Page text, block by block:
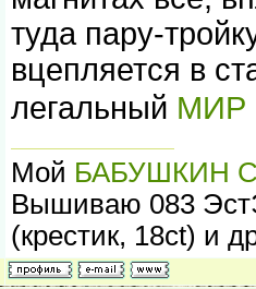
туда пару-
вцепляется в
легальный МИР
Мой БАБУШКИН
Вышиваю 083
(крестик, 18ct) и